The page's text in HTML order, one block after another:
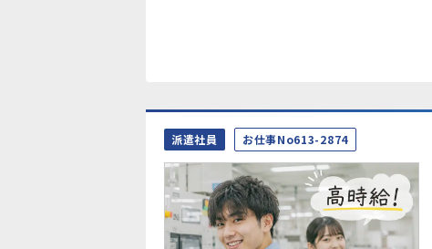
派遣社員 お仕事No613-2874